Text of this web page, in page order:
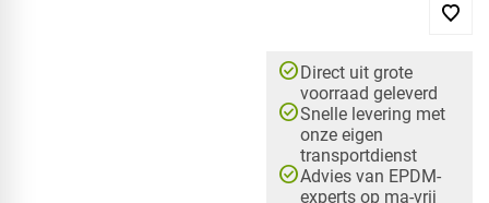
check_circleDirect uit grote
voorraad geleverd
check_circleSnelle levering met
onze eigen
transportdienst
check_circleAdvies van EPDM-
experts op ma-vrij